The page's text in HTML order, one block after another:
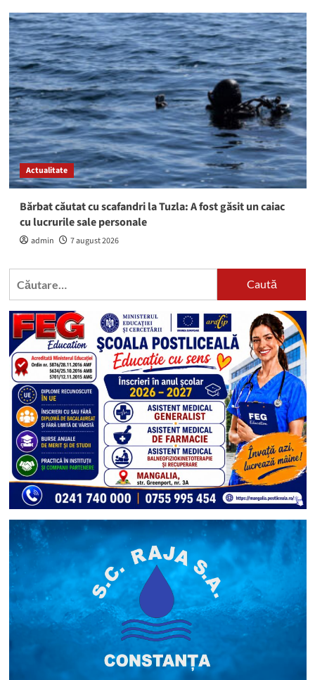
Actualitate
Bărbat căutat cu scafandri la Tuzla: A fost găsit un caiac
cu lucrurile sale personale
admin 7 august 2026
Caută